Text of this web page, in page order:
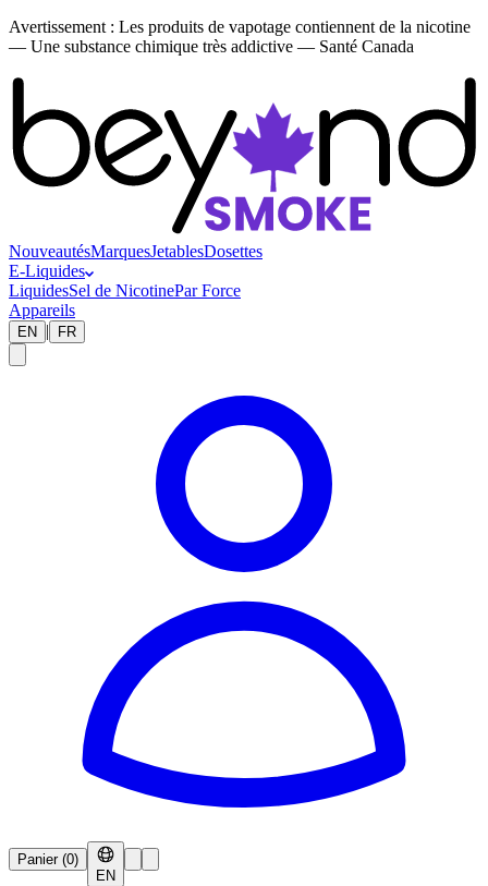
Avertissement : Les produits de vapotage contiennent de la nicotine
— Une substance chimique très addictive — Santé Canada
NouveautésMarquesJetablesDosettes
E-Liquides
LiquidesSel de NicotinePar Force
Appareils
EN | FR
Panier(0)
EN